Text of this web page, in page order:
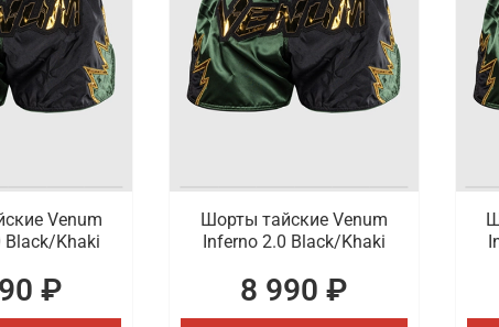
сохраняют первоначальную форму и презентабельный
возможности.
качества с доставкой
Venum
Black/Khaki
₽
Шорты тайские Venum
Inferno 2.0 Black/Khaki
8 990 ₽